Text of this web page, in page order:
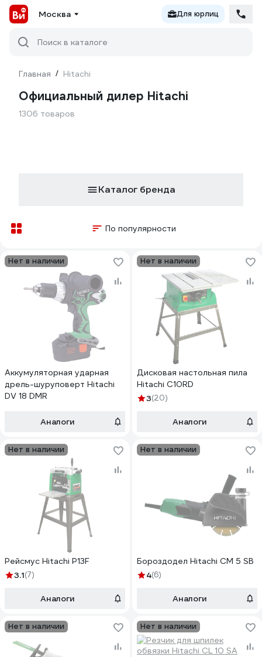
Москва Для юрлиц
Поиск в каталоге
Главная / Hitachi
Официальный дилер Hitachi
1306 товаров
Каталог бренда
По популярности
Нет в наличии
Аккумуляторная ударная
дрель-шуруповерт Hitachi
DV 18 DMR
Аналоги
Нет в наличии
Дисковая настольная пила
Hitachi C10RD
3(20)
Аналоги
Нет в наличии
Рейсмус Hitachi P13F
3.1(7)
Аналоги
Нет в наличии
Бороздодел Hitachi CM 5 SB
4(6)
Аналоги
Нет в наличии Нет в наличии